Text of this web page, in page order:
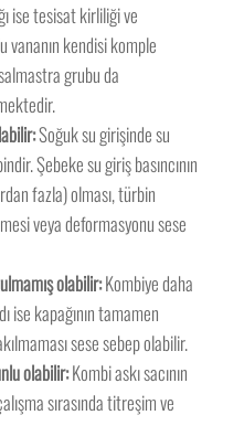
ise tesisat kirliliği ve
vananın kendisi komple
grubu da
Soğuk su girişinde su
Şebeke su giriş basıncının
fazla) olması, türbin
veya deformasyonu sese
olabilir:Kombiye daha
ise kapağının tamamen
sese sebep olabilir.
olabilir:Kombi askı sacının
sırasında titreşim ve